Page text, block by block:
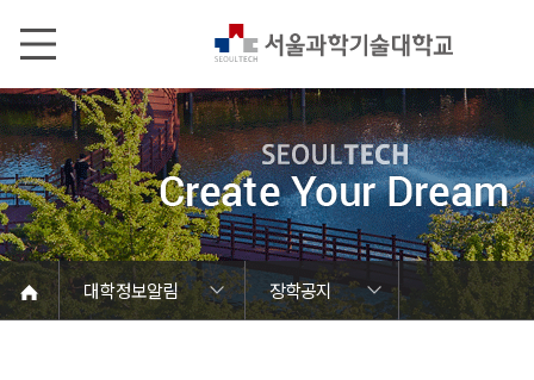
대학정보알림
장학공지
대학정보알림
정보공개
정보서비스안내
온라인민원센터
청렴행정
갑질신고센터
유실물 센터
SEOULTECH광장
대학공지사항
학사공지
장학공지
대학원공지
취업공지
대학입찰
채용정보
공모/외부행사
등록금심의위원회
코로나바이러스19 대응안내
재정위원회